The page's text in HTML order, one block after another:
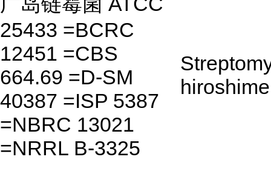
25433 =BCRC
12451 =CBS
664.69 =D-SM
40387 =ISP 5387
=NBRC 13021
=NRRL B-3325